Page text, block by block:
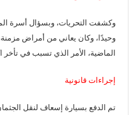
وكشفت التحريات، وبسؤال أسرة
وحيدًا، وكان يعاني من أمراض
الماضية، الأمر الذي تسبب في تأخر
إجراءات قانونية
تم الدفع بسيارة إسعاف لنقل